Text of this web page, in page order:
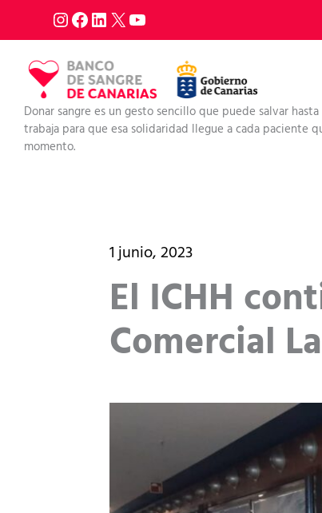
al
contenido
Donar sangre es un gesto sencillo que puede salvar
trabaja para que esa solidaridad llegue a cada paciente
momento.
1 junio, 2023
El ICHH
Comercial